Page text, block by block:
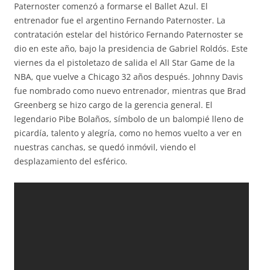
Paternoster comenzó a formarse el Ballet Azul. El
entrenador fue el argentino Fernando Paternoster. La
contratación estelar del histórico Fernando Paternoster se
dio en este año, bajo la presidencia de Gabriel Roldós. Este
viernes da el pistoletazo de salida el All Star Game de la
NBA, que vuelve a Chicago 32 años después. Johnny Davis
fue nombrado como nuevo entrenador, mientras que Brad
Greenberg se hizo cargo de la gerencia general. El
legendario Pibe Bolaños, símbolo de un balompié lleno de
picardía, talento y alegría, como no hemos vuelto a ver en
nuestras canchas, se quedó inmóvil, viendo el
desplazamiento del esférico.